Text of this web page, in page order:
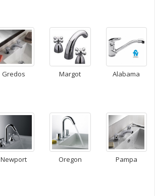
Gredos Margot Alabama
Newport Oregon Pampa